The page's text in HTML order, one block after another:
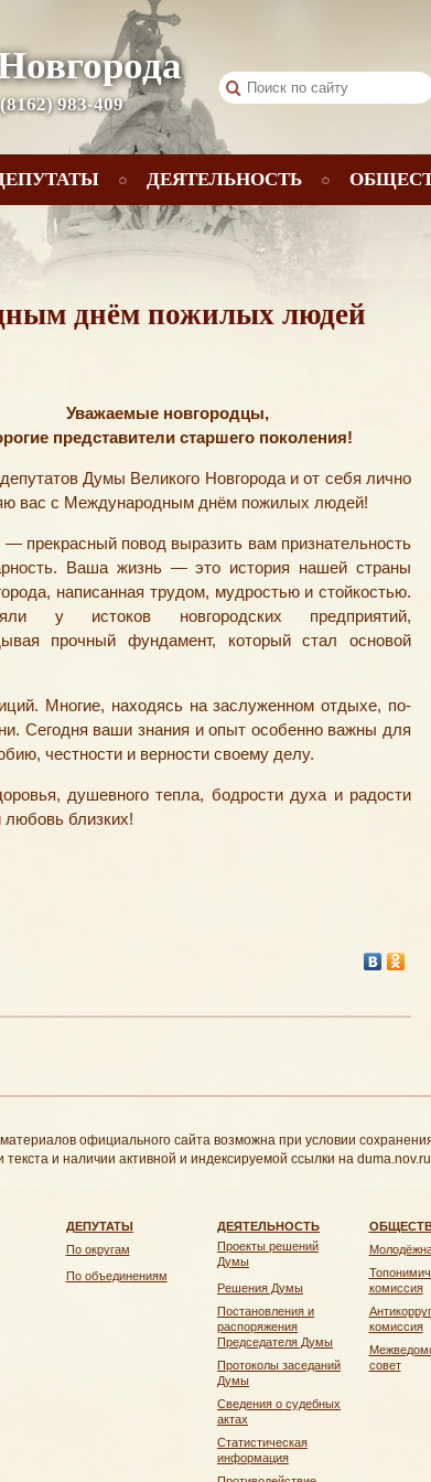
(8162) 983-409
ДЕЯТЕЛЬНОСТЬ
днём пожилых людей
Уважаемые новгородцы,
представители старшего поколения!
Думы Великого Новгорода и от себя лично
вас с Международным днём пожилых людей!
— прекрасный повод выразить вам признательность
Ваша жизнь — это история нашей страны
написанная трудом, мудростью и стойкостью.
у истоков новгородских предприятий,
прочный фундамент, который стал основой
Многие, находясь на заслуженном отдыхе, по-
Сегодня ваши знания и опыт особенно важны для
честности и верности своему делу.
душевного тепла, бодрости духа и радости
любовь близких!
официального сайта возможна при условии
текста и наличии активной и индексируемой ссылки на duma.nov.ru
ДЕПУТАТЫ
По округам
По объединениям
ДЕЯТЕЛЬНОСТЬ
Проекты решений
Думы
Решения Думы
Постановления и
распоряжения
Председателя Думы
Протоколы заседаний
Думы
Сведения о судебных
актах
Статистическая
информация
комиссия
комиссия
совет